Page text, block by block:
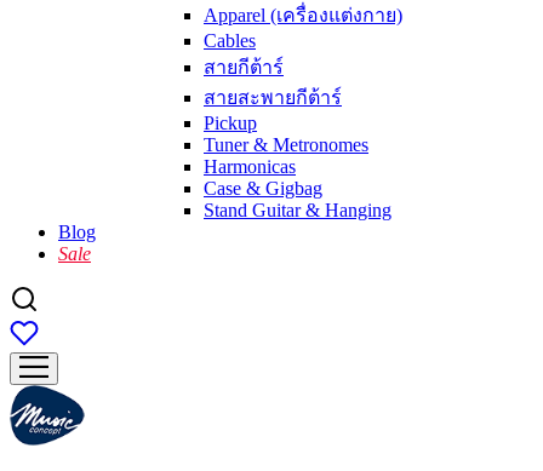
Apparel (เครื่องแต่งกาย)
Cables
สายกีต้าร์
สายสะพายกีต้าร์
Pickup
Tuner & Metronomes
Harmonicas
Case & Gigbag
Stand Guitar & Hanging
Blog
Sale